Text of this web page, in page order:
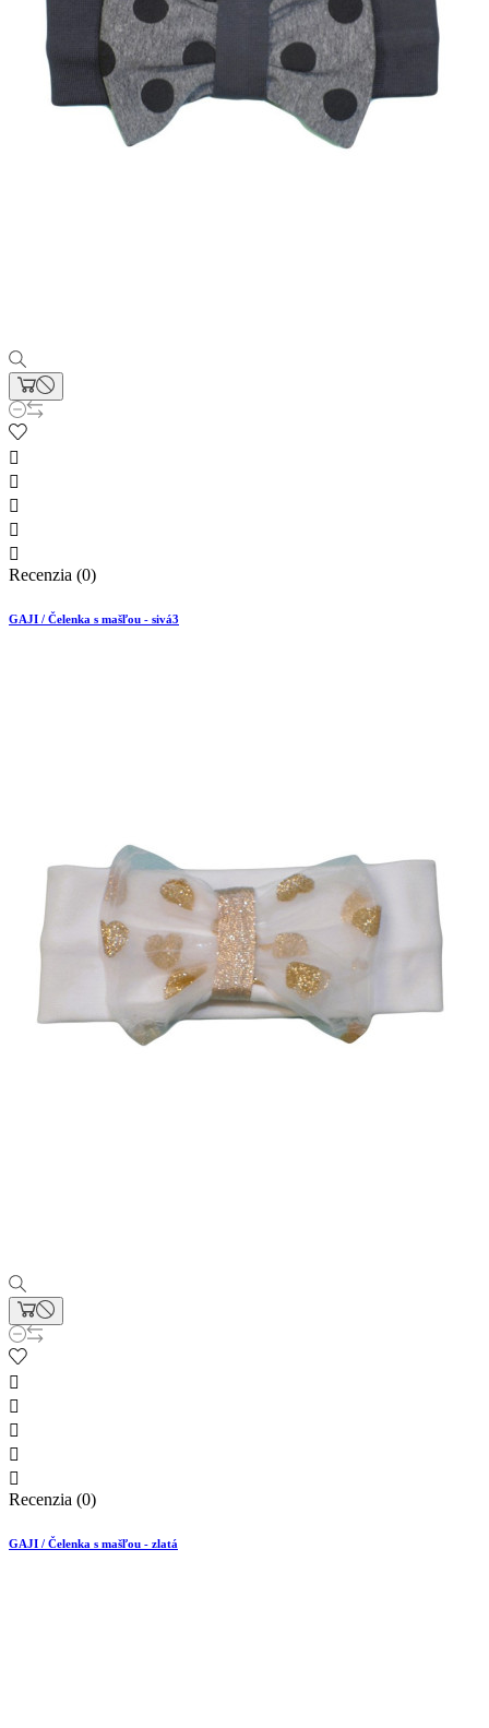





Recenzia (0)
GAJI / Čelenka s mašľou - sivá3





Recenzia (0)
GAJI / Čelenka s mašľou - zlatá